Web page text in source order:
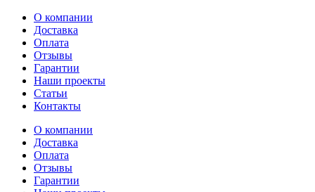
Перейти
содержимому
О компании
Доставка
Оплата
Отзывы
Гарантии
Наши проекты
Статьи
Контакты
О компании
Доставка
Оплата
Отзывы
Гарантии